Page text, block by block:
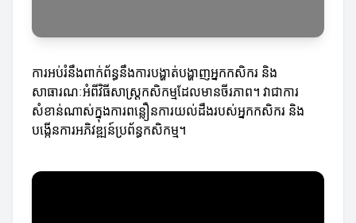
ការអប់រំនឹងពាក់ព័ន្ធនឹងការបង្ហាត់បង្ហាញអ្នកកសិករ និង
សាធារណៈអំពីវិធីសាស្រ្តកសិកម្មដែលមានចីរភាព។ វាជាការ
សំខាន់ណាស់ក្នុងការពន្លឿនការយល់ដឹងរបស់អ្នកកសិករ និង
បង្កើនការអភិវឌ្ឍន៍ប្រព័ន្ធកសិកម្ម។